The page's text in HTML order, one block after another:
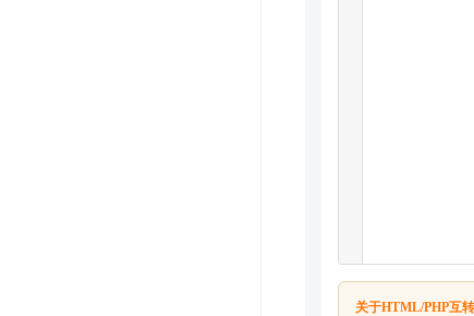
关于HTML/PHP互